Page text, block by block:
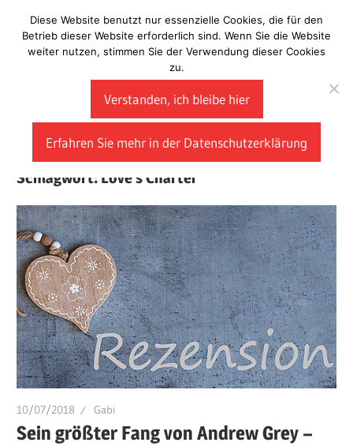
Inhalt
springen
Laberladen
Schlagwort: Love’s Charter
10/07/2018 Gabi
Sein größter Fang von Andrew Grey –
Diese Website benutzt nur essenzielle Cookies, die für den
Betrieb dieser Website erforderlich sind. Wenn Sie die Website
weiter nutzen, stimmen Sie der Verwendung dieser Cookies
zu.
Verstanden, ich bleibe hier
Erfahren Sie mehr in der Datenschutzerklärung